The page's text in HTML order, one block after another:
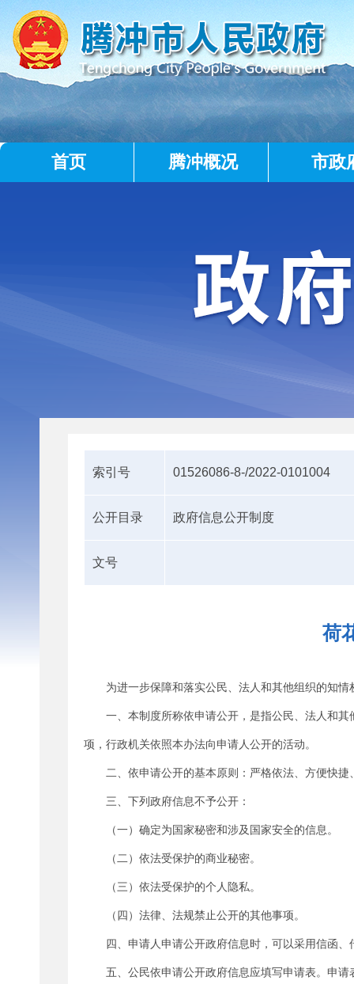
首页 腾冲概况 市政
索引号 01526086-8-/2022-0101004
公开目录 政府信息公开制度
文号
荷
为进一步保障和落实公民、法人和其他组织的知
一、本制度所称依申请公开，是指公民、法人和
项，行政机关依照本办法向申请人公开的活动。
二、依申请公开的基本原则：严格依法、方便快捷
三、下列政府信息不予公开：
（一）确定为国家秘密和涉及国家安全的信息。
（二）依法受保护的商业秘密。
（三）依法受保护的个人隐私。
（四）法律、法规禁止公开的其他事项。
四、申请人申请公开政府信息时，可以采用信函
五、公民依申请公开政府信息应填写申请表。申